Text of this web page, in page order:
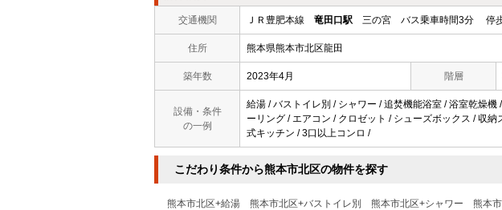
交通機関 ＪＲ豊肥本線 竜田口駅 三の宮 バス乗車時間3分 停
住所 熊本県熊本市北区龍田
築年数 2023年4月 階層
設備・条件
の一例
給湯 / バストイレ別 / シャワー / 追焚機能浴室 / 浴室乾燥
ーリング / エアコン / クロゼット / シューズボックス / 収
式キッチン / 3口以上コンロ /
こだわり条件から熊本市北区の物件を探す
熊本市北区+給湯 熊本市北区+バストイレ別 熊本市北区+シャワー 熊本